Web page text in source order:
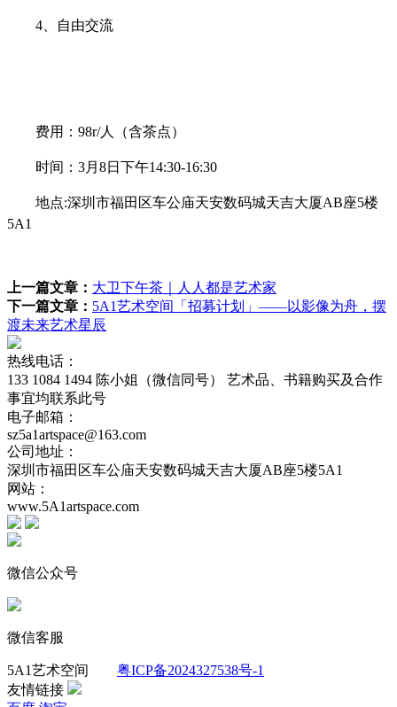
4、自由交流
费用： 98r/人（含茶点）
时间： 3月8日下午14:30-16:30
地点:深圳市福田区车公庙天安数码城天吉大厦AB座5楼
5A1
上一篇文章： 大卫下午茶｜人人都是艺术家
下一篇文章： 5A1艺术空间「招募计划」——以影像为舟，摆
渡未来艺术星辰
热线电话：
133 1084 1494 陈小姐（微信同号） 艺术品、书籍购买及合作
事宜均联系此号
电子邮箱：
sz5a1artspace@163.com
公司地址：
深圳市福田区车公庙天安数码城天吉大厦AB座5楼5A1
网站：
www.5A1artspace.com
微信公众号
微信客服
5A1艺术空间 粤ICP备2024327538号-1
友情链接